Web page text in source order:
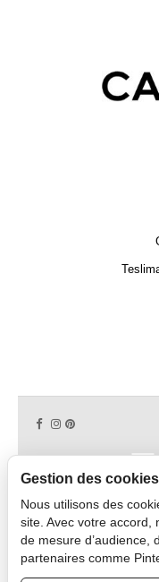
Gestion des cookies
Nous utilisons des
site. Avec votre accord,
de mesure d’audience,
partenaires comme